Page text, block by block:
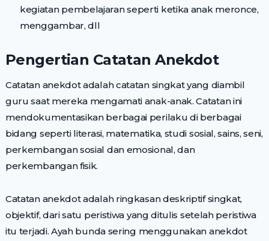
kegiatan pembelajaran seperti ketika anak meronce,
menggambar, dll
Pengertian Catatan Anekdot
Catatan anekdot adalah catatan singkat yang diambil
guru saat mereka mengamati anak-anak. Catatan ini
mendokumentasikan berbagai perilaku di berbagai
bidang seperti literasi, matematika, studi sosial, sains, seni,
perkembangan sosial dan emosional, dan
perkembangan fisik.
Catatan anekdot adalah ringkasan deskriptif singkat,
objektif, dari satu peristiwa yang ditulis setelah peristiwa
itu terjadi. Ayah bunda sering menggunakan anekdot